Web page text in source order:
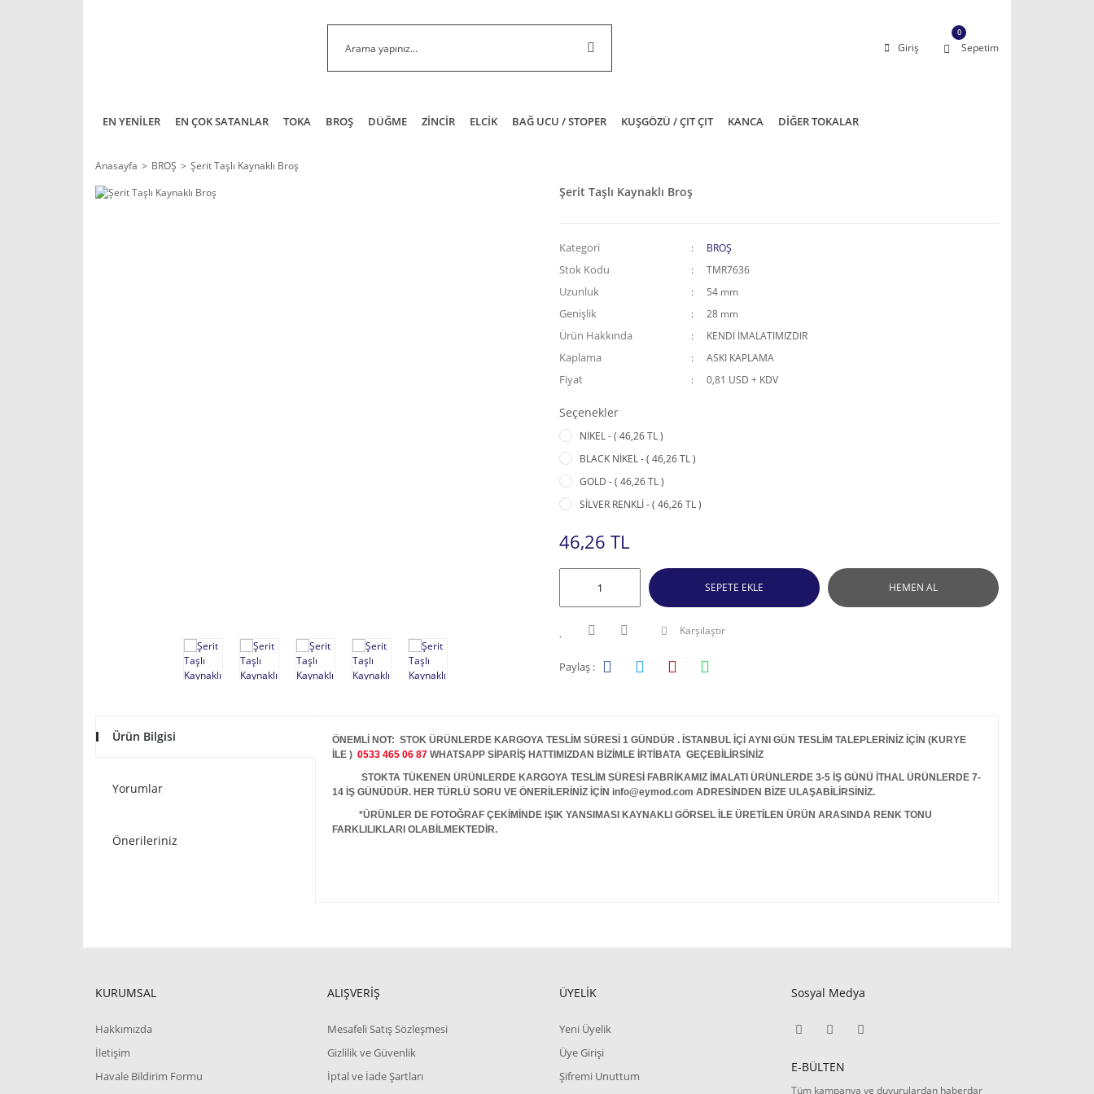
Giriş Sepetim
0
EN YENİLER EN ÇOK SATANLAR TOKA BROŞ DÜĞME ZİNCİR ELCİK BAĞ UCU / STOPER KUŞGÖZÜ / ÇIT ÇIT KANCA DİĞER TOKALAR
Anasayfa BROŞ Şerit Taşlı Kaynaklı Broş
Şerit Taşlı Kaynaklı Broş
Kategori BROŞ
Stok Kodu TMR7636
Uzunluk 54 mm
Genişlik 28 mm
Ürün Hakkında KENDİ İMALATIMIZDIR
Kaplama ASKI KAPLAMA
Fiyat 0,81 USD + KDV
Seçenekler
NİKEL - ( 46,26 TL )
BLACK NİKEL - ( 46,26 TL )
GOLD - ( 46,26 TL )
SİLVER RENKLİ - ( 46,26 TL )
46,26 TL
SEPETE EKLE HEMEN AL
Karşılaştır
Paylaş :
Ürün Bilgisi
Yorumlar
Önerileriniz
ÖNEMLİ NOT: STOK ÜRÜNLERDE KARGOYA TESLİM SÜRESİ 1 GÜNDÜR . İSTANBUL İÇİ AYNI GÜN TESLİM TALEPLERİNİZ İÇİN (KURYE
İLE ) 0533 465 06 87 WHATSAPP SİPARİŞ HATTIMIZDAN BİZİMLE İRTİBATA GEÇEBİLİRSİNİZ
STOKTA TÜKENEN ÜRÜNLERDE KARGOYA TESLİM SÜRESİ FABRİKAMIZ İMALATI ÜRÜNLERDE 3-5 İŞ GÜNÜ İTHAL ÜRÜNLERDE 7-
14 İŞ GÜNÜDÜR. HER TÜRLÜ SORU VE ÖNERİLERİNİZ İÇİN info@eymod.com ADRESİNDEN BİZE ULAŞABİLİRSİNİZ.
*ÜRÜNLER DE FOTOĞRAF ÇEKİMİNDE IŞIK YANSIMASI KAYNAKLI GÖRSEL İLE ÜRETİLEN ÜRÜN ARASINDA RENK TONU
FARKLILIKLARI OLABİLMEKTEDİR.
KURUMSAL
Hakkımızda
İletişim
Havale Bildirim Formu
ALIŞVERİŞ
Mesafeli Satış Sözleşmesi
Gizlilik ve Güvenlik
İptal ve İade Şartları
ÜYELİK
Yeni Üyelik
Üye Girişi
Şifremi Unuttum
Sosyal Medya
E-BÜLTEN
Tüm kampanya ve duyurulardan haberdar